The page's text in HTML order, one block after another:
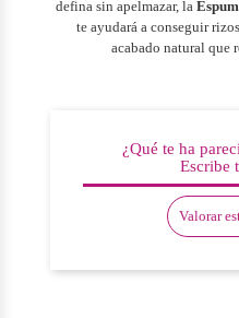
defina sin apelmazar, la
te ayudará a conseguir
acabado natural que
¿Qué te ha
Escribe
Valorar